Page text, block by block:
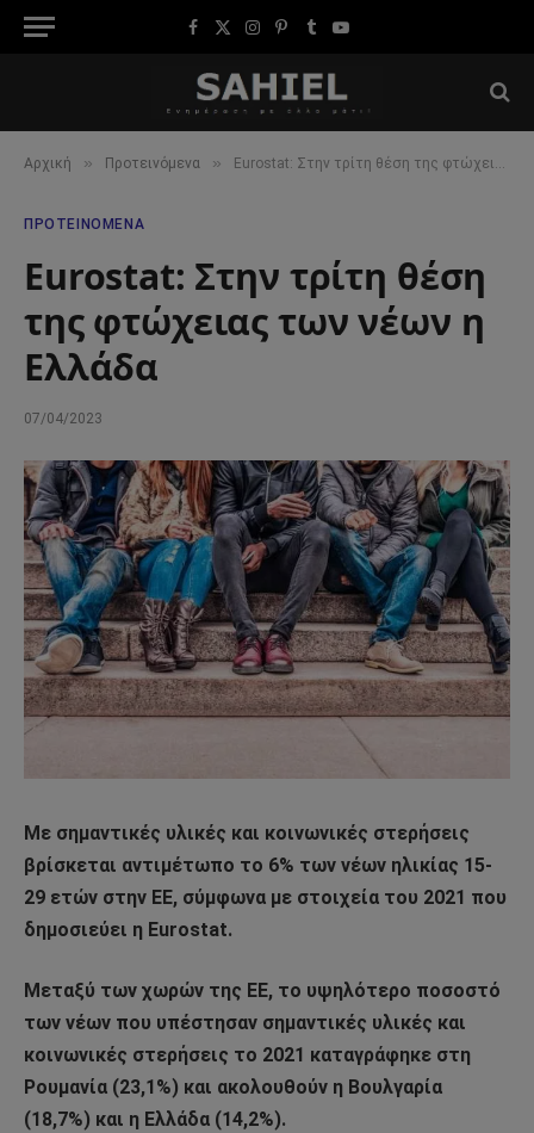
Facebook
X
Instagram
Pinterest
TumblrYouTube
Αρχική » Προτεινόμενα » Eurostat: Στην τρίτη θέση της φτώχειας των νέων η Ελλάδα
ΠΡΟΤΕΙΝΌΜΕΝΑ
Eurostat: Στην τρίτη θέση
της φτώχειας των νέων η
Ελλάδα
07/04/2023
Με σημαντικές υλικές και κοινωνικές στερήσεις
βρίσκεται αντιμέτωπο το 6% των νέων ηλικίας 15-
29 ετών στην ΕΕ, σύμφωνα με στοιχεία του 2021 που
δημοσιεύει η Eurostat.
Μεταξύ των χωρών της ΕΕ, το υψηλότερο ποσοστό
των νέων που υπέστησαν σημαντικές υλικές και
κοινωνικές στερήσεις το 2021 καταγράφηκε στη
Ρουμανία (23,1%) και ακολουθούν η Βουλγαρία
(18,7%) και η Ελλάδα (14,2%).